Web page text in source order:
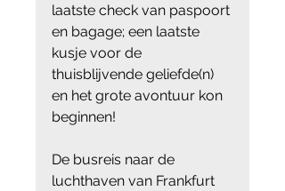
laatste check van paspoort
en bagage; een laatste
kusje voor de
thuisblijvende geliefde(n)
en het grote avontuur kon
beginnen!
De busreis naar de
luchthaven van Frankfurt